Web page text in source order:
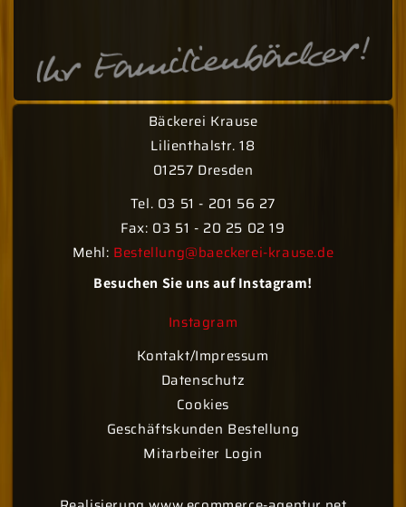
Bäckerei Krause
Lilienthalstr. 18
01257 Dresden
Tel. 03 51 - 201 56 27
Fax: 03 51 - 20 25 02 19
Mehl: Bestellung@baeckerei-krause.de
Besuchen Sie uns auf Instagram!
Instagram
Kontakt/Impressum
Datenschutz
Cookies
Geschäftskunden Bestellung
Mitarbeiter Login